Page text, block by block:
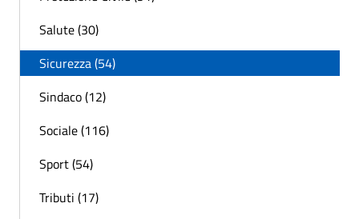
Salute (30)
Sicurezza (54)
Sindaco (12)
Sociale (116)
Sport (54)
Tributi (17)